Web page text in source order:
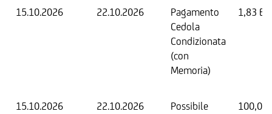
15.10.2026 22.10.2026
Pagamento
Cedola
Condizionata
(con
Memoria)
1,83
15.10.2026 22.10.2026
Possibile
100,00